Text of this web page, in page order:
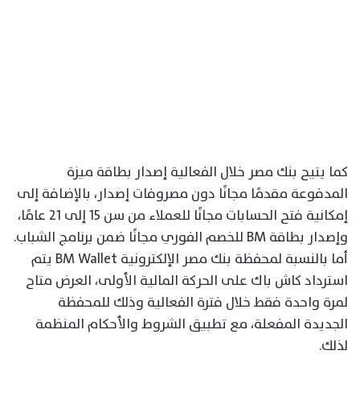
كما يتيح بنك مصر خلال الفعالية إصدار بطاقة ميزة
المدفوعة مقدمًا مجانًا دون مصروفات إصدار، بالإضافة إلى
إمكانية فتح الحسابات مجانًا للعملاء من سن 15 إلى 21 عامًا،
وإصدار بطاقة BM للخصم الفوري مجانًا ضمن برنامج الشباب.
أما بالنسبة لمحفظة بنك مصر الإلكترونية BM Wallet يتم
استرداد كاش باك على الحركة المالية الأولى، العرض متاح
لمرة واحدة فقط خلال فترة الفعالية وذلك للمحفظة
الجديدة المفعلة، مع تطبيق الشروط والأحكام المنظمة
لذلك.